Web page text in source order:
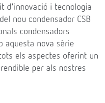
d'innovació i tecnologia
nou condensador CSB
condensadors
aquesta nova sèrie
els aspectes oferint un
per als nostres